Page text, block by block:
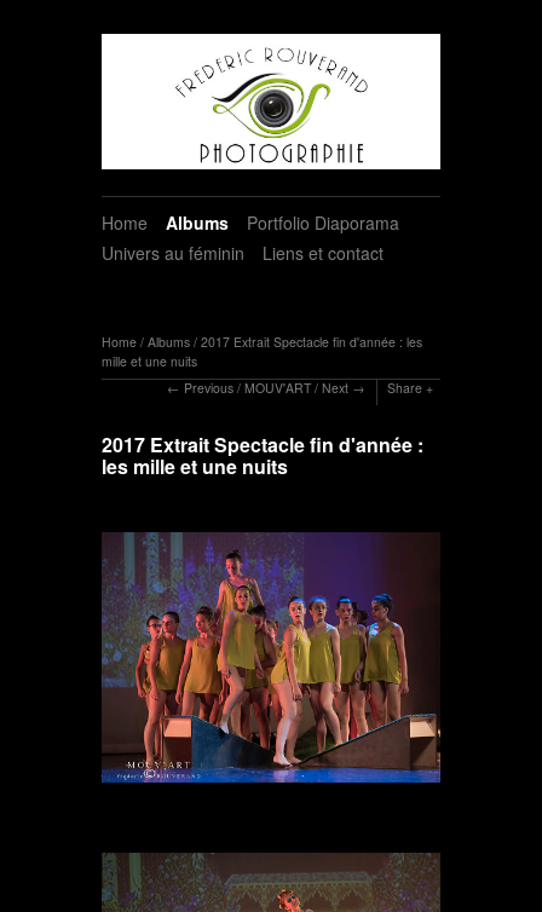
Home Albums
Portfolio Diaporama
Univers au féminin
Liens et contact
Home / Albums / 2017 Extrait Spectacle fin d'année : les
mille et une nuits
Previous / MOUV'ART / Next Share
2017 Extrait Spectacle fin d'année :
les mille et une nuits